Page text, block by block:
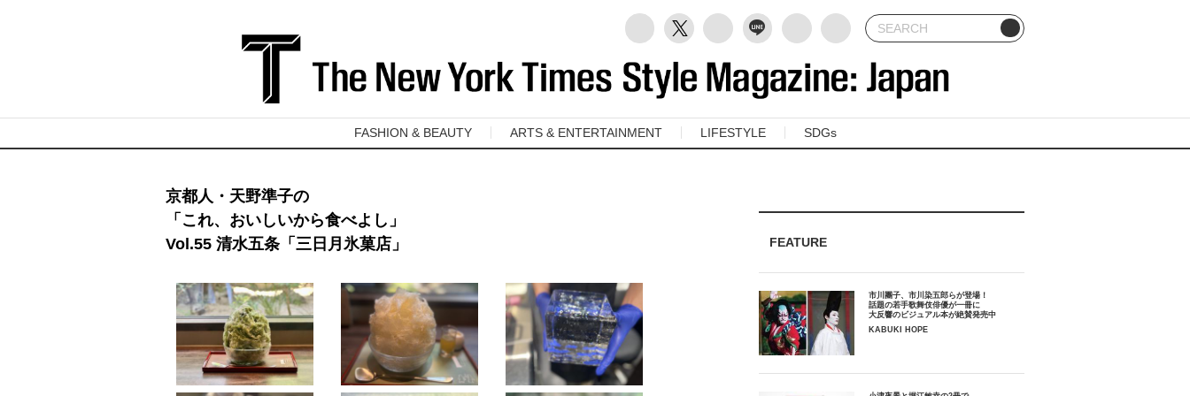
FASHION & BEAUTY ARTS & ENTERTAINMENT LIFESTYLE SDGs
京都人・天野準子の
「これ、おいしいから食べよし」
Vol.55 清水五条「三日月氷菓店」
FEATURE
市川團子、市川染五郎らが登場！
話題の若手歌舞伎俳優が一冊に
大反響のビジュアル本が絶賛発売中
KABUKI HOPE